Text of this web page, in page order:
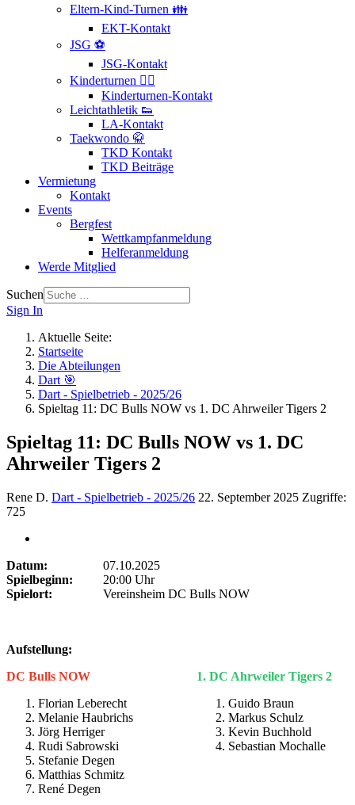
Eltern-Kind-Turnen 👪
EKT-Kontakt
JSG ⚽
JSG-Kontakt
Kinderturnen 🤸‍♂️
Kinderturnen-Kontakt
Leichtathletik 👟
LA-Kontakt
Taekwondo 🥋
TKD Kontakt
TKD Beiträge
Vermietung
Kontakt
Events
Bergfest
Wettkampfanmeldung
Helferanmeldung
Werde Mitglied
Suchen
Sign In
Aktuelle Seite:
Startseite
Die Abteilungen
Dart 🎯
Dart - Spielbetrieb - 2025/26
Spieltag 11: DC Bulls NOW vs 1. DC Ahrweiler Tigers 2
Spieltag 11: DC Bulls NOW vs 1. DC
Ahrweiler Tigers 2
Rene D. Dart - Spielbetrieb - 2025/26 22. September 2025 Zugriffe:
725
Datum:
07.10.2025
Spielbeginn:
20:00 Uhr
Spielort:
Vereinsheim DC Bulls NOW
Aufstellung:
DC Bulls NOW
Florian Leberecht
Melanie Haubrichs
Jörg Herriger
Rudi Sabrowski
Stefanie Degen
Matthias Schmitz
René Degen
1. DC Ahrweiler Tigers 2
Guido Braun
Markus Schulz
Kevin Buchhold
Sebastian Mochalle